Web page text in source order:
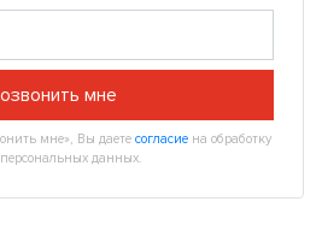
мне
мне», Вы даете согласие на обработку
данных.